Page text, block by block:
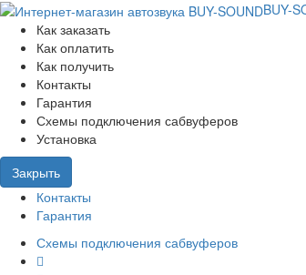
BUY-
Как заказать
Как оплатить
Как получить
Контакты
Гарантия
Схемы подключения сабвуферов
Установка
Закрыть
Контакты
Гарантия
Схемы подключения сабвуферов